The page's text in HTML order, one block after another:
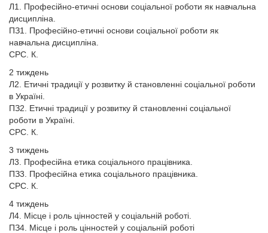
Л1. Професійно-етичні основи соціальної роботи як навчальна
дисципліна.
ПЗ1. Професійно-етичні основи соціальної роботи як
навчальна дисципліна.
СРС. К.
2 тиждень
Л2. Етичні традиції у розвитку й становленні соціальної роботи
в Україні.
ПЗ2. Етичні традиції у розвитку й становленні соціальної
роботи в Україні.
СРС. К.
3 тиждень
Л3. Професійна етика соціального працівника.
ПЗ3. Професійна етика соціального працівника.
СРС. К.
4 тиждень
Л4. Місце і роль цінностей у соціальній роботі.
ПЗ4. Місце і роль цінностей у соціальній роботі